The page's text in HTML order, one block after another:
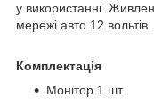
у використанні.
мережі авто 12 вольтів.
Комплектація
Монітор 1 шт.